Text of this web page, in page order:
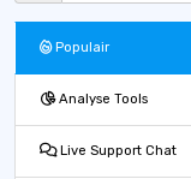
Populair
Analyse Tools
Live Support Chat